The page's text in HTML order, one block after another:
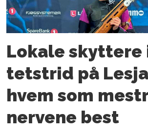
Lokale skyttere
tetstrid på
hvem som
nervene best